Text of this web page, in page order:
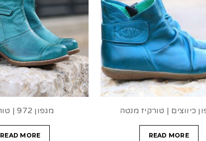
מגפון 972 | טורקיז
READ MORE
כיווצים | טורקיז מנטה
READ MORE